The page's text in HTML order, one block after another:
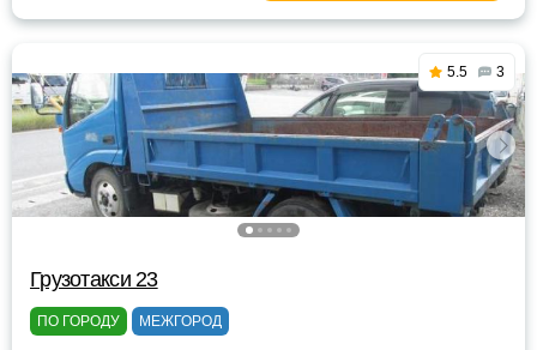
5.5 3
Грузотакси 23
ПО ГОРОДУ МЕЖГОРОД